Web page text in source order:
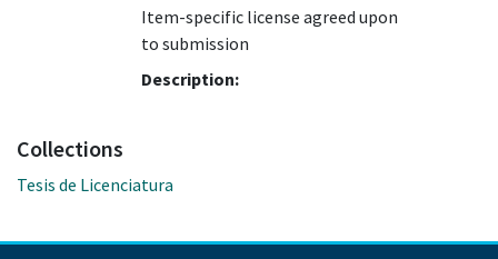
Item-specific license agreed upon
to submission
Description:
Collections
Tesis de Licenciatura